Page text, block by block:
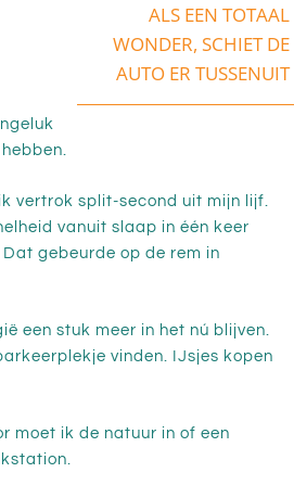
ALS EEN TOTAAL
WONDER, SCHIET DE
AUTO ER TUSSENUIT
vertrok split-second uit mijn lijf.
vanuit slaap in één keer
gebeurde op de rem in
een stuk meer in het nú blijven.
vinden. IJsjes kopen
moet ik de natuur in of een